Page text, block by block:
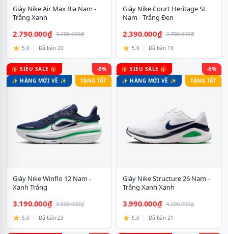
Giày Nike Air Max Bia Nam -
Trắng Xanh
2.790.000₫ 3.200.000₫
5.0 | Đã bán 20
Giày Nike Court Heritage SL
Nam - Trắng Đen
2.390.000₫ 2.700.000₫
5.0 | Đã bán 19
🎁 SIÊU SALE 🎁
✨ HÀNG MỚI VỀ ✨
-9%
TẶNG TẤT
Giày Nike Winflo 12 Nam -
Xanh Trắng
3.190.000₫ 3.500.000₫
5.0 | Đã bán 23
🎁 SIÊU SALE 🎁
✨ HÀNG MỚI VỀ ✨
-5%
TẶNG TẤT
Giày Nike Structure 26 Nam -
Trắng Xanh Xanh
3.990.000₫ 4.200.000₫
5.0 | Đã bán 21